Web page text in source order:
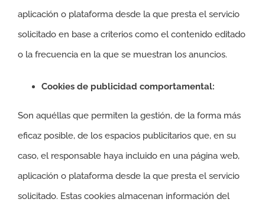
aplicación o plataforma desde la que presta el servicio
solicitado en base a criterios como el contenido editado
o la frecuencia en la que se muestran los anuncios.
Cookies de publicidad comportamental:
Son aquéllas que permiten la gestión, de la forma más
eficaz posible, de los espacios publicitarios que, en su
caso, el responsable haya incluido en una página web,
aplicación o plataforma desde la que presta el servicio
solicitado. Estas cookies almacenan información del